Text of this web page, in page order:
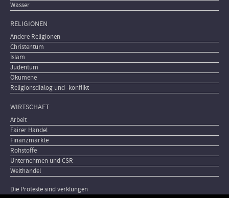
Wasser
RELIGIONEN
Andere Religionen
Christentum
Islam
Judentum
Ökumene
Religionsdialog und -konflikt
WIRTSCHAFT
Arbeit
Fairer Handel
Finanzmärkte
Rohstoffe
Unternehmen und CSR
Welthandel
Die Proteste sind verklungen